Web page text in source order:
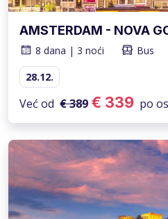
AMSTERDAM - NOVA
8 dana | 3 noći
Bus
28.12.
Već od € 389 € 339 po